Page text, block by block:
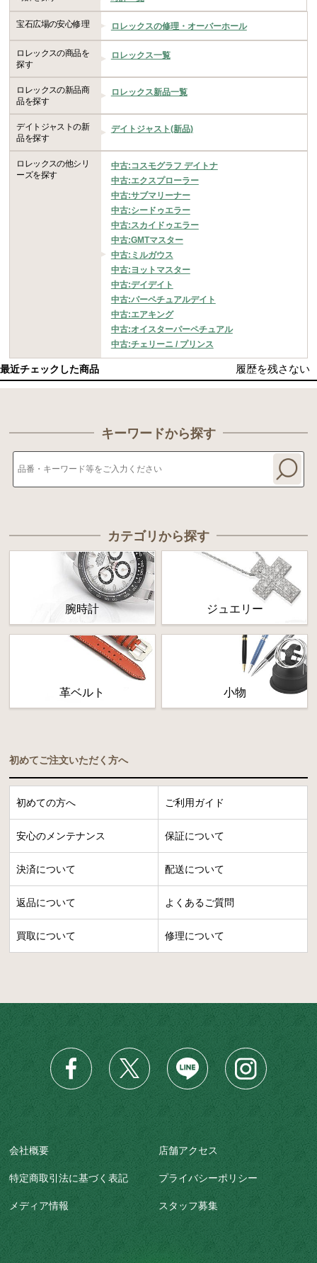
宝石広場の安心修理 ロレックスの修理・オーバーホール
ロレックスの商品を
探す
ロレックス一覧
ロレックスの新品商
品を探す
ロレックス新品一覧
デイトジャストの新
品を探す
デイトジャスト(新品)
ロレックスの他シリ
ーズを探す
中古:コスモグラフ デイトナ
中古:エクスプローラー
中古:サブマリーナー
中古:シードゥエラー
中古:スカイドゥエラー
中古:GMTマスター
中古:ミルガウス
中古:ヨットマスター
中古:デイデイト
中古:パーペチュアルデイト
中古:エアキング
中古:オイスターパーペチュアル
中古:チェリーニ / プリンス
最近チェックした商品 履歴を残さない
キーワードから探す
カテゴリから探す
腕時計 ジュエリー
革ベルト 小物
初めてご注文いただく方へ
初めての方へ ご利用ガイド
安心のメンテナンス 保証について
決済について 配送について
返品について よくあるご質問
買取について 修理について
会社概要 店舗アクセス
特定商取引法に基づく表記 プライバシーポリシー
メディア情報 スタッフ募集